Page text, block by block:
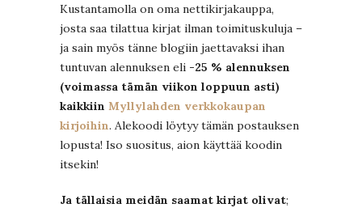
Kustantamolla on oma nettikirjakauppa,
josta saa tilattua kirjat ilman toimituskuluja –
ja sain myös tänne blogiin jaettavaksi ihan
tuntuvan alennuksen eli -25 % alennuksen
(voimassa tämän viikon loppuun asti)
kaikkiin Myllylahden verkkokaupan
kirjoihin. Alekoodi löytyy tämän postauksen
lopusta! Iso suositus, aion käyttää koodin
itsekin!
Ja tällaisia meidän saamat kirjat olivat;